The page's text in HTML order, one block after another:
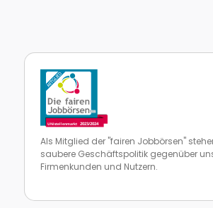
Als Mitglied der "fairen Jobbörsen"
saubere Geschäftspolitik gegenüber
Firmenkunden und Nutzern.